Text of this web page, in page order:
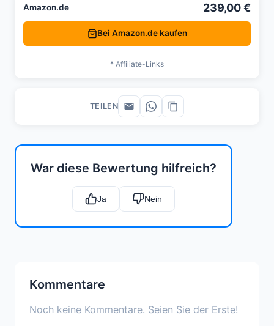
War diese Bewertung hilfreich?
Ja Nein
Kommentare
Noch keine Kommentare. Seien Sie der Erste!
Amazon.de 239,00 €
Bei Amazon.de kaufen
* Affiliate-Links
TEILEN